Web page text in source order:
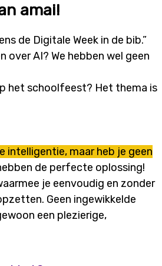
amai!
de Digitale Week in de bib.”
over AI? We hebben wel geen
het schoolfeest? Het thema is
intelligentie, maar heb je geen
de perfecte oplossing!
je eenvoudig en zonder
Geen ingewikkelde
een plezierige,